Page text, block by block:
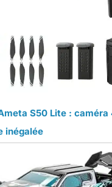
S50 Lite : caméra
inégalée